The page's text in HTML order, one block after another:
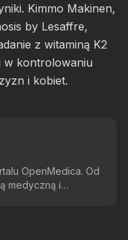
Kimmo Makinen,
by Lesaffre,
z witaminą K2
w kontrolowaniu
i kobiet.
OpenMedica. Od
medyczną i